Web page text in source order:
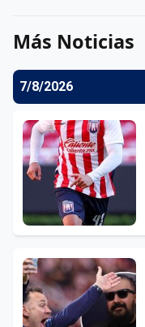
Más Noticias
7/8/2026